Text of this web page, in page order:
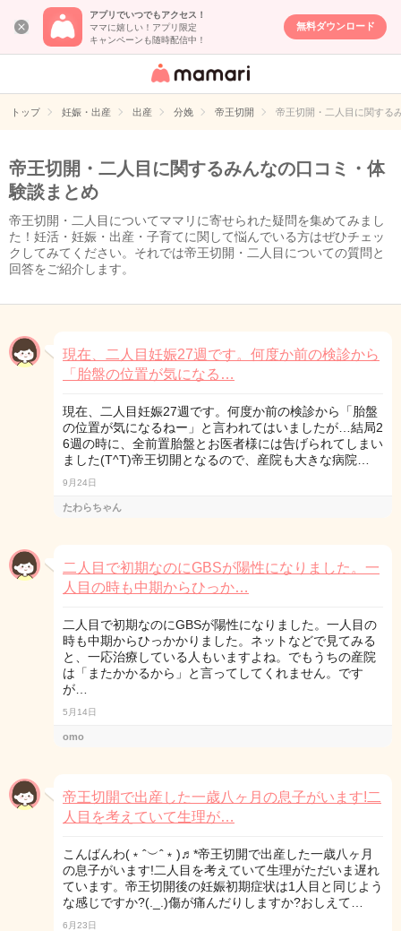
アプリでいつでもアクセス！
ママに嬉しい！アプリ限定
キャンペーンも随時配信中！
無料ダウンロード
女性専用匿名QA
イト
トップ 妊娠・出産 出産 分娩 帝王切開 帝王切開・二人目に関する
帝王切開・二人目に関するみんなの口コミ・体
験談まとめ
帝王切開・二人目についてママリに寄せられた疑問を集めてみまし
た！妊活・妊娠・出産・子育てに関して悩んでいる方はぜひチェッ
クしてみてください。それでは帝王切開・二人目についての質問と
回答をご紹介します。
現在、二人目妊娠27週です。何度か前の検診から
「胎盤の位置が気になる…
現在、二人目妊娠27週です。何度か前の検診から「胎盤
の位置が気になるねー」と言われてはいましたが…結局2
6週の時に、全前置胎盤とお医者様には告げられてしまい
ました(T^T)帝王切開となるので、産院も大きな病院…
9月24日
たわらちゃん
二人目で初期なのにGBSが陽性になりました。一
人目の時も中期からひっか…
二人目で初期なのにGBSが陽性になりました。一人目の
時も中期からひっかかりました。ネットなどで見てみる
と、一応治療している人もいますよね。でもうちの産院
は「またかかるから」と言ってしてくれません。です
が…
5月14日
omo
帝王切開で出産した一歳八ヶ月の息子がいます!二
人目を考えていて生理が…
こんばんわ(﹡ˆ︶ˆ﹡)♬*帝王切開で出産した一歳八ヶ月
の息子がいます!二人目を考えていて生理がただいま遅れ
ています。帝王切開後の妊娠初期症状は1人目と同じよう
な感じですか?(._.)傷が痛んだりしますか?おしえて…
6月23日